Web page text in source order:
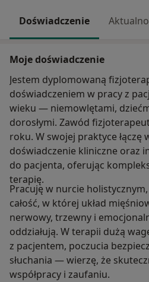
Doświadczenie
Moje doświadczenie
Jestem dyplomowaną
doświadczeniem w pracy z
wieku — niemowlętami,
dorosłymi. Zawód
roku. W swojej praktyce łączę
doświadczenie kliniczne oraz
do pacjenta, oferując
terapię.
Pracuję w nurcie
całość, w której układ
nerwowy, trzewny i
oddziałują. W terapii dużą
z pacjentem, poczucia
słuchania — wierzę, że
współpracy i zaufaniu.